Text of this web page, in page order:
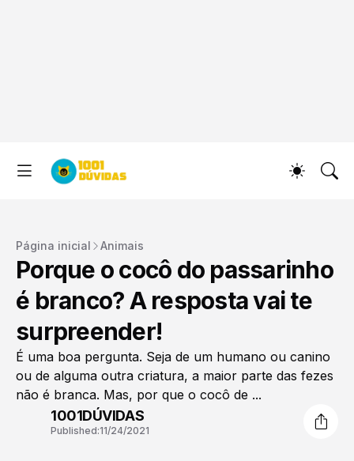
Página inicial Animais
Porque o cocô do passarinho
é branco? A resposta vai te
surpreender!
É uma boa pergunta. Seja de um humano ou canino
ou de alguma outra criatura, a maior parte das fezes
não é branca. Mas, por que o cocô de ...
1001DÚVIDAS
Published:11/24/2021